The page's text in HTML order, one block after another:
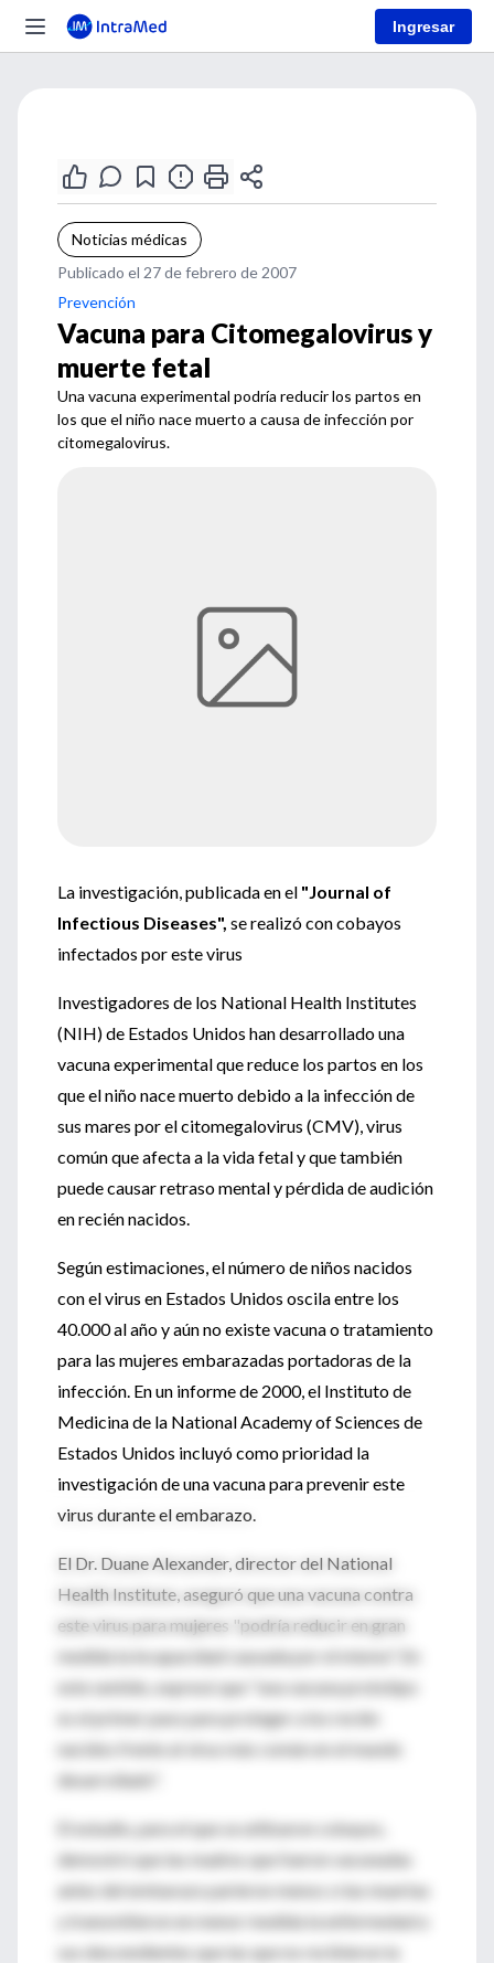
Ingresar
Noticias médicas
Publicado el 27 de febrero de 2007
Prevención
Vacuna para Citomegalovirus y
muerte fetal
Una vacuna experimental podría reducir los partos en
los que el niño nace muerto a causa de infección por
citomegalovirus.
La investigación, publicada en el "Journal of
Infectious Diseases", se realizó con cobayos
infectados por este virus
Investigadores de los National Health Institutes
(NIH) de Estados Unidos han desarrollado una
vacuna experimental que reduce los partos en los
que el niño nace muerto debido a la infección de
sus mares por el citomegalovirus (CMV), virus
común que afecta a la vida fetal y que también
puede causar retraso mental y pérdida de audición
en recién nacidos.
Según estimaciones, el número de niños nacidos
con el virus en Estados Unidos oscila entre los
40.000 al año y aún no existe vacuna o tratamiento
para las mujeres embarazadas portadoras de la
infección. En un informe de 2000, el Instituto de
Medicina de la National Academy of Sciences de
Estados Unidos incluyó como prioridad la
investigación de una vacuna para prevenir este
virus durante el embarazo.
El Dr. Duane Alexander, director del National
Health Institute, aseguró que una vacuna contra
este virus para mujeres "podría reducir en gran
medida la incapacidad causada por el mismo". En
este sentido, expresó que "una vacuna prototipo
es el primer paso para proteger a los recién
nacidos frente al virus más común en el mundo
desarrollado".
El estudio, para el que se utilizaron cobayos,
demostró que las madres que fueron vacunadas
antes del embarazo parieron menos crías muertas
y transmitieron en menor medida la enfermedad a
sus descendientes que las que no recibieron la